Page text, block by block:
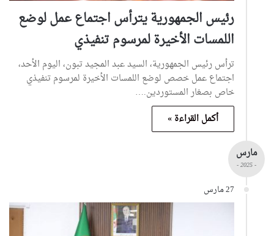
رئيس الجمهورية يترأس اجتماع عمل لوضع
اللمسات الأخيرة لمرسوم تنفيذي
ترأس رئيس الجمهورية، السيد عبد المجيد تبون، اليوم الأحد،
اجتماع عمل خصص لوضع اللمسات الأخيرة لمرسوم تنفيذي
خاص بصغار المستوردين.…
أكمل القراءة »
مارس
- 2025 -
27 مارس